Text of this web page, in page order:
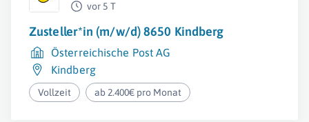
vor 5 T
Zusteller*in (m/w/d) 8650 Kindberg
Österreichische Post AG
Kindberg
Vollzeit ab 2.400€ pro Monat